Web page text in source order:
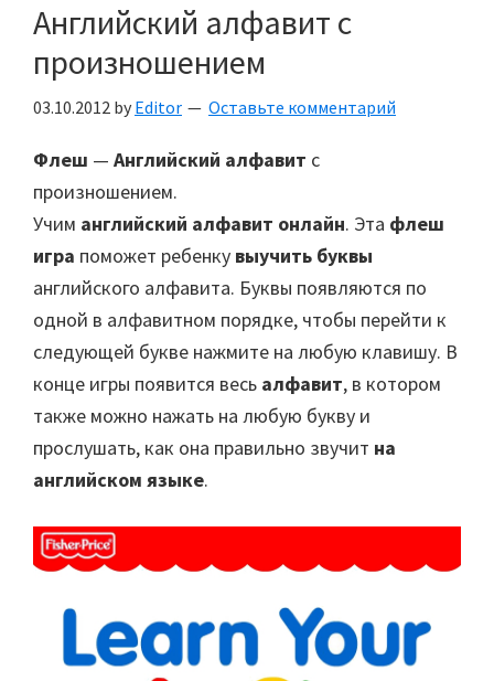
Английский алфавит с
произношением
03.10.2012 by Editor Оставьте комментарий
Флеш — Английский алфавит с
произношением.
Учим английский алфавит онлайн. Эта флеш
игра поможет ребенку выучить буквы
английского алфавита. Буквы появляются по
одной в алфавитном порядке, чтобы перейти к
следующей букве нажмите на любую клавишу. В
конце игры появится весь алфавит, в котором
также можно нажать на любую букву и
прослушать, как она правильно звучит на
английском языке.